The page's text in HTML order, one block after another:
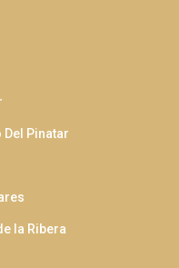
Pinatar
la Ribera